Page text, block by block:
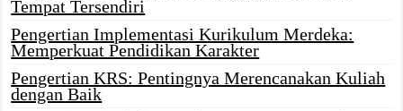
Tempat Tersendiri
Pengertian Implementasi Kurikulum Merdeka:
Memperkuat Pendidikan Karakter
Pengertian KRS: Pentingnya Merencanakan Kuliah
dengan Baik